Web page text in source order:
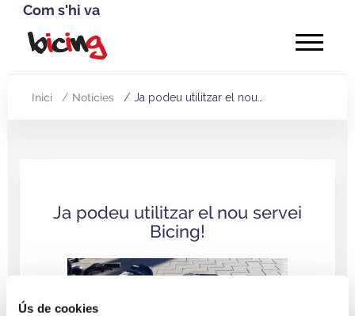
Ús de cookies
Com s'hi va
Vés
Inici Notícies Ja podeu utilitzar el nou…
Ja podeu utilitzar el nou servei
Bicing!